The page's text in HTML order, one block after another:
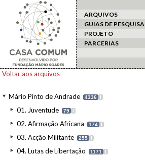
ARQUIVOS
GUIAS DE PESQUISA
PROJETO
PARCERIAS
Voltar aos arquivos
Mário Pinto de Andrade 4336 I
01. Juventude 79 I
02. Afirmação Africana 174 I
03. Acção Militante 255 I
04. Lutas de Libertação 1171 I